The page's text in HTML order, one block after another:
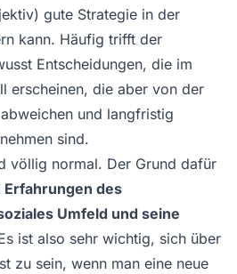
gute Strategie in der
kann. Häufig trifft der
Entscheidungen, die im
erscheinen, die aber von der
und langfristig
sind.
völlig normal. Der Grund dafür
des
Umfeld und seine
ist also sehr wichtig, sich über
zu sein, wenn man eine neue